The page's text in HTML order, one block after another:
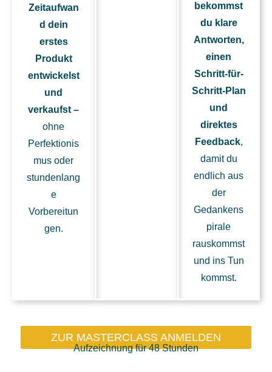
Zeitaufwan
d dein
erstes
Produkt
entwickelst
und
verkaufst –
ohne
Perfektionis
mus oder
stundenlang
e
Vorbereitun
gen.
bekommst
du klare
Antworten,
einen
Schritt-für-
Schritt-Plan
und
direktes
Feedback,
damit du
endlich aus
der
Gedankens
pirale
rauskommst
und ins Tun
kommst.
ZUR MASTERCLASS ANMELDEN
Aufzeichnung für 48 Stunden